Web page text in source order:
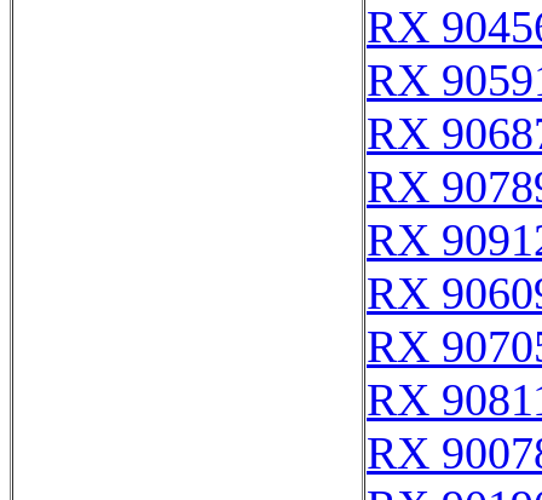
RX
RX
RX
RX
RX
RX
RX
RX
RX